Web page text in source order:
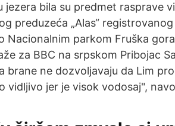
jezera bila su predmet rasprave
preduzeća „Alas“
Nacionalnim parkom Fruška
za BBC na srpskom Pribojac
brane ne dozvoljavaju da Lim
vidljivo jer je visok vodosaj",